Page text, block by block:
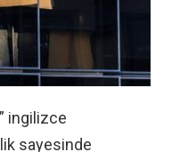
ingilizce
sayesinde